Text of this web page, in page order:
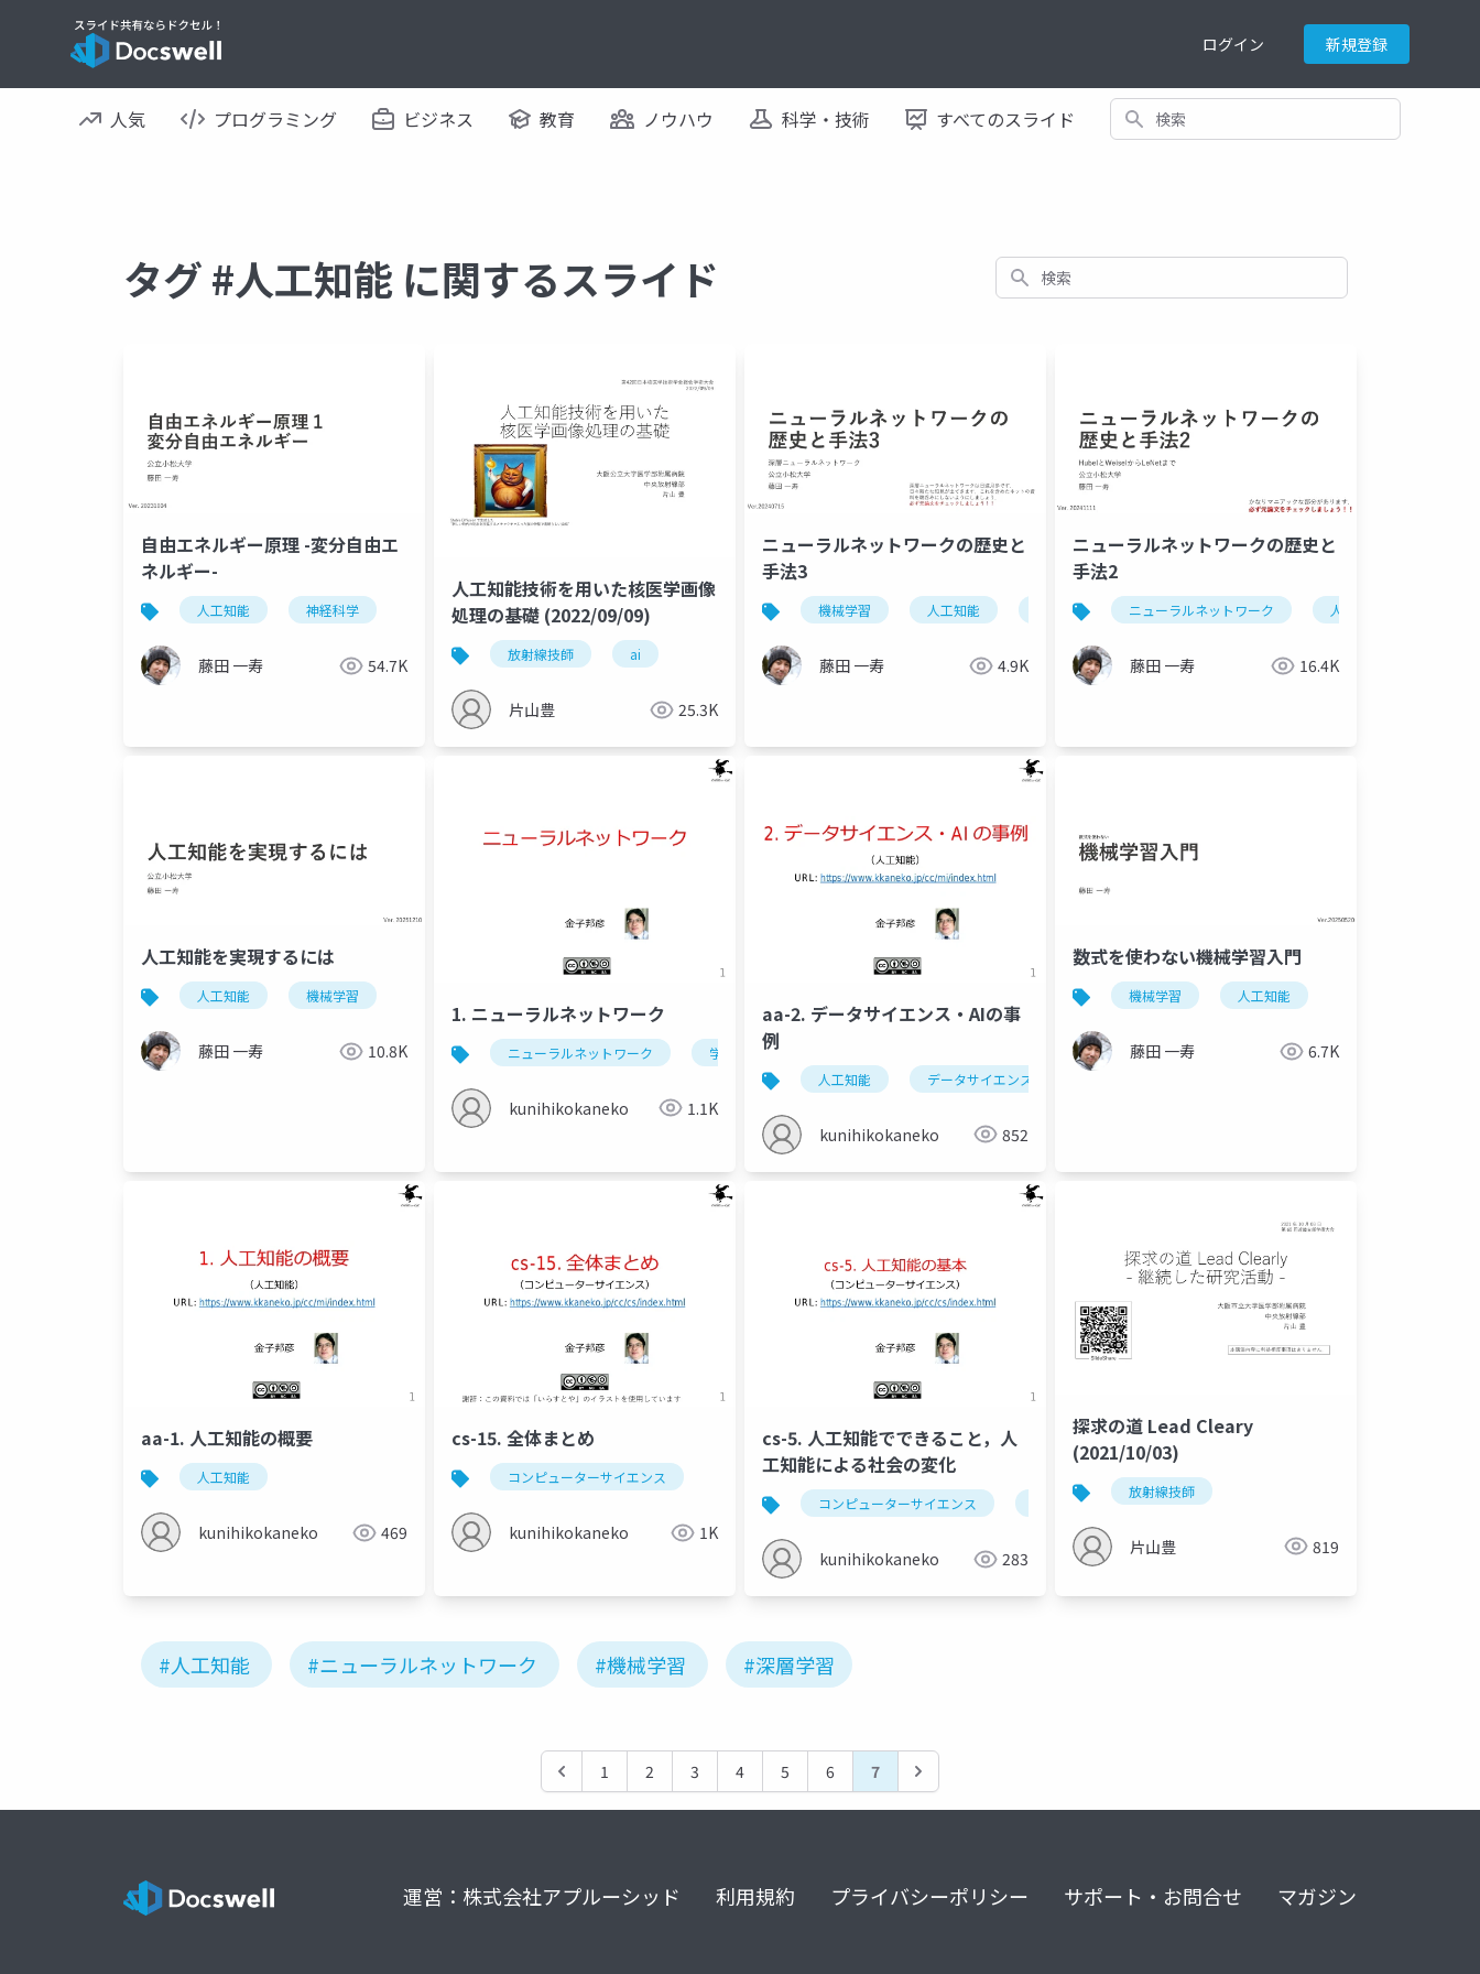
ログイン 新規登録
人気 プログラミング ビジネス 教育 ノウハウ 科学・技術 すべてのスライド 検索
タグ #人工知能 に関するスライド 検索
自由エネルギー原理 -変分自由エ
ネルギー-
人工知能 神経科学
藤田 一寿 54.7K
人工知能技術を用いた核医学画像
処理の基礎 (2022/09/09)
放射線技師 ai
片山豊 25.3K
ニューラルネットワークの歴史と
手法3
機械学習 人工知能 ニューラルネットワーク
藤田 一寿 4.9K
ニューラルネットワークの歴史と
手法2
ニューラルネットワーク 人工知能
藤田 一寿 16.4K
人工知能を実現するには
人工知能 機械学習
藤田 一寿 10.8K
1. ニューラルネットワーク
ニューラルネットワーク 学習 ニューラルネットワークの作成 検証
kunihikokaneko 1.1K
aa-2. データサイエンス・AIの事
例
人工知能 データサイエンス
kunihikokaneko 852
数式を使わない機械学習入門
機械学習 人工知能
藤田 一寿 6.7K
aa-1. 人工知能の概要
人工知能
kunihikokaneko 469
cs-15. 全体まとめ
コンピューターサイエンス
kunihikokaneko 1K
cs-5. 人工知能でできること，人
工知能による社会の変化
コンピューターサイエンス 人工知能 人工知能でできること
kunihikokaneko 283
探求の道 Lead Cleary
(2021/10/03)
放射線技師
片山豊 819
#人工知能 #ニューラルネットワーク #機械学習 #深層学習
1 2 3 4 5 6 7
運営：株式会社アプルーシッド 利用規約 プライバシーポリシー サポート・お問合せ マガジン